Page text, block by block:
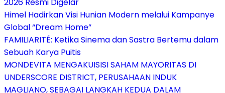
2026 Resmi Digelar
Himel Hadirkan Visi Hunian Modern melalui Kampanye
Global “Dream Home”
FAMILIARITÉ: Ketika Sinema dan Sastra Bertemu dalam
Sebuah Karya Puitis
MONDEVITA MENGAKUISISI SAHAM MAYORITAS DI
UNDERSCORE DISTRICT, PERUSAHAAN INDUK
MAGLIANO, SEBAGAI LANGKAH KEDUA DALAM